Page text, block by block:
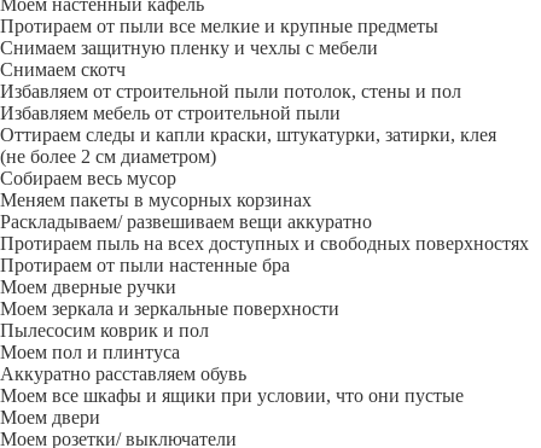
Моем настенный кафель
Протираем от пыли все мелкие и крупные предметы
Снимаем защитную пленку и чехлы с мебели
Снимаем скотч
Избавляем от строительной пыли потолок, стены и пол
Избавляем мебель от строительной пыли
Оттираем следы и капли краски, штукатурки, затирки, клея
(не более 2 см диаметром)
Собираем весь мусор
Меняем пакеты в мусорных корзинах
Раскладываем/ развешиваем вещи аккуратно
Протираем пыль на всех доступных и свободных поверхностях
Протираем от пыли настенные бра
Моем дверные ручки
Моем зеркала и зеркальные поверхности
Пылесосим коврик и пол
Моем пол и плинтуса
Аккуратно расставляем обувь
Моем все шкафы и ящики при условии, что они пустые
Моем двери
Моем розетки/ выключатели